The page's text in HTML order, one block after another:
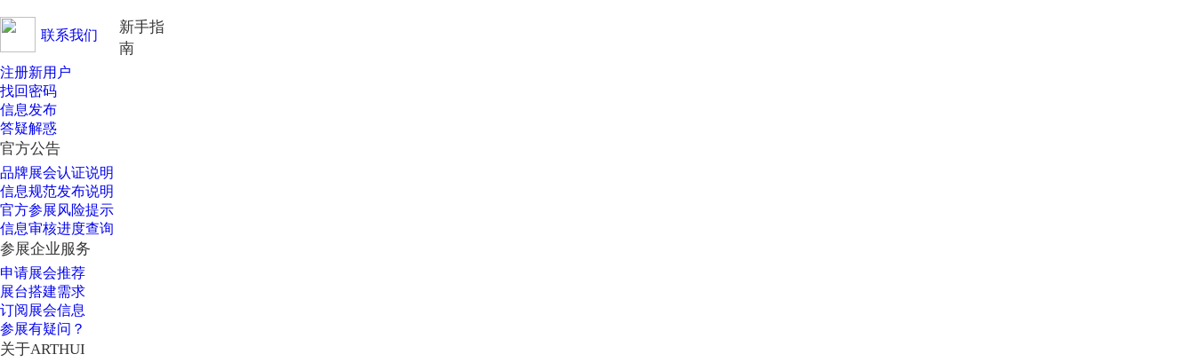
联系我们
新手指
南
注册新用户
找回密码
信息发布
答疑解惑
官方公告
品牌展会认证说明
信息规范发布说明
官方参展风险提示
信息审核进度查询
参展企业服务
申请展会推荐
展台搭建需求
订阅展会信息
参展有疑问？
关于ARTHUI